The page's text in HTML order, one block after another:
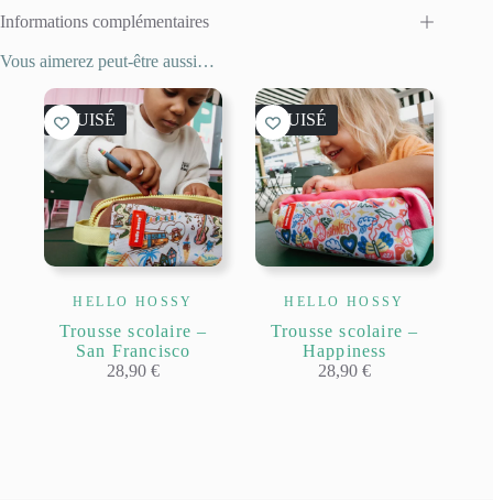
Informations complémentaires
Vous aimerez peut-être aussi…
ÉPUISÉ
HELLO HOSSY
Trousse scolaire –
San Francisco
28,90€
ÉPUISÉ
HELLO HOSSY
Trousse scolaire –
Happiness
28,90€